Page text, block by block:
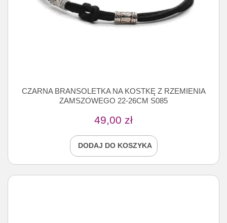
CZARNA BRANSOLETKA NA KOSTKĘ Z RZEMIENIA
ZAMSZOWEGO 22-26CM S085
49,00 zł
DODAJ DO KOSZYKA